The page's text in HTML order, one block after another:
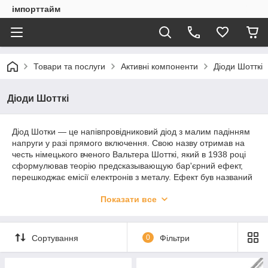
імпорттайм
Товари та послуги Активні компоненти Діоди Шотткі
Діоди Шотткі
Діод Шотки — це напівпровідниковий діод з малим падінням
напруги у разі прямого включення. Свою назву отримав на
честь німецького вченого Вальтера Шотткі, який в 1938 році
сформулював теорію предсказывающую бар'єрний ефект,
перешкоджає емісії електронів з металу. Ефект був названий
Власне, наукова назва даних пристроїв звучить як «діод з
бар'єром Шотткі».
Показати все
Сортування 0 Фільтри